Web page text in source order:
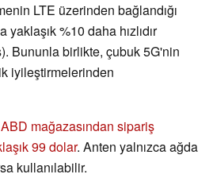
LTE üzerinden bağlandığı
yaklaşık %10 daha hızlıdır
Bununla birlikte, çubuk 5G'nin
iyileştirmelerinden
mağazasından sipariş
99 dolar. Anten yalnızca ağda
kullanılabilir.